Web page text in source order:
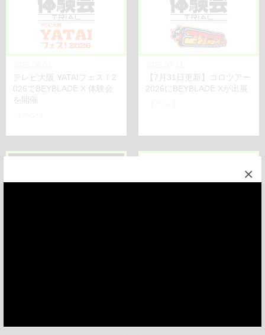
×
テレビ大阪 YATAIフェス！2
026でBEYBLADE X 体験会
を開催
【7月31日更新】コロツアー
2026にBEYBLADE Xが出展